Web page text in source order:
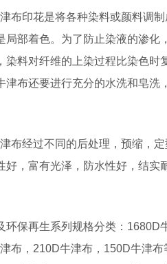
布印花是将各种染料或颜料调
局部着色。为了防止染液的渗
染料对纤维的上染过程比染色时
津布还要进行充分的水洗和皂
布经过不同的后处理，预缩，
好，富有光泽，防水性好，结实
环保再生系列规格分类：
布，210D牛津布，150D牛津